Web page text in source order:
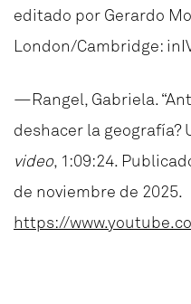
editado por Gerardo
London/Cambridge:
—Rangel, Gabriela.
deshacer la geografía?
video, 1:09:24.
de noviembre de 2025.
https://